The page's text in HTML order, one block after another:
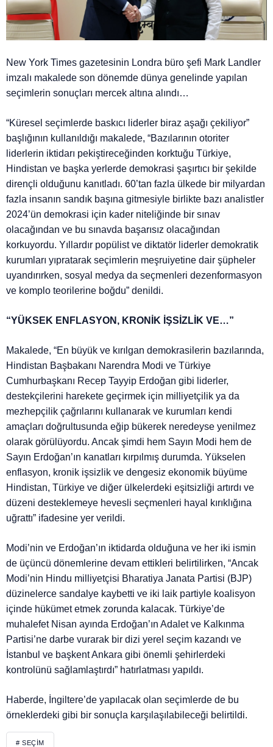
New York Times gazetesinin Londra büro şefi Mark Landler
imzalı makalede son dönemde dünya genelinde yapılan
seçimlerin sonuçları mercek altına alındı…
“Küresel seçimlerde baskıcı liderler biraz aşağı çekiliyor”
başlığının kullanıldığı makalede, “Bazılarının otoriter
liderlerin iktidarı pekiştireceğinden korktuğu Türkiye,
Hindistan ve başka yerlerde demokrasi şaşırtıcı bir şekilde
dirençli olduğunu kanıtladı. 60’tan fazla ülkede bir milyardan
fazla insanın sandık başına gitmesiyle birlikte bazı analistler
2024’ün demokrasi için kader niteliğinde bir sınav
olacağından ve bu sınavda başarısız olacağından
korkuyordu. Yıllardır popülist ve diktatör liderler demokratik
kurumları yıpratarak seçimlerin meşruiyetine dair şüpheler
uyandırırken, sosyal medya da seçmenleri dezenformasyon
ve komplo teorilerine boğdu” denildi.
“YÜKSEK ENFLASYON, KRONİK İŞSİZLİK VE…”
Makalede, “En büyük ve kırılgan demokrasilerin bazılarında,
Hindistan Başbakanı Narendra Modi ve Türkiye
Cumhurbaşkanı Recep Tayyip Erdoğan gibi liderler,
destekçilerini harekete geçirmek için milliyetçilik ya da
mezhepçilik çağrılarını kullanarak ve kurumları kendi
amaçları doğrultusunda eğip bükerek neredeyse yenilmez
olarak görülüyordu. Ancak şimdi hem Sayın Modi hem de
Sayın Erdoğan’ın kanatları kırpılmış durumda. Yükselen
enflasyon, kronik işsizlik ve dengesiz ekonomik büyüme
Hindistan, Türkiye ve diğer ülkelerdeki eşitsizliği artırdı ve
düzeni desteklemeye hevesli seçmenleri hayal kırıklığına
uğrattı” ifadesine yer verildi.
Modi’nin ve Erdoğan’ın iktidarda olduğuna ve her iki ismin
de üçüncü dönemlerine devam ettikleri belirtilirken, “Ancak
Modi’nin Hindu milliyetçisi Bharatiya Janata Partisi (BJP)
düzinelerce sandalye kaybetti ve iki laik partiyle koalisyon
içinde hükümet etmek zorunda kalacak. Türkiye’de
muhalefet Nisan ayında Erdoğan’ın Adalet ve Kalkınma
Partisi’ne darbe vurarak bir dizi yerel seçim kazandı ve
İstanbul ve başkent Ankara gibi önemli şehirlerdeki
kontrolünü sağlamlaştırdı” hatırlatması yapıldı.
Haberde, İngiltere’de yapılacak olan seçimlerde de bu
örneklerdeki gibi bir sonuçla karşılaşılabileceği belirtildi.
# SEÇIM